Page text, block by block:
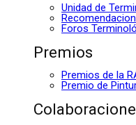
Unidad de
Foros
Premios
Premios de la
Premio de